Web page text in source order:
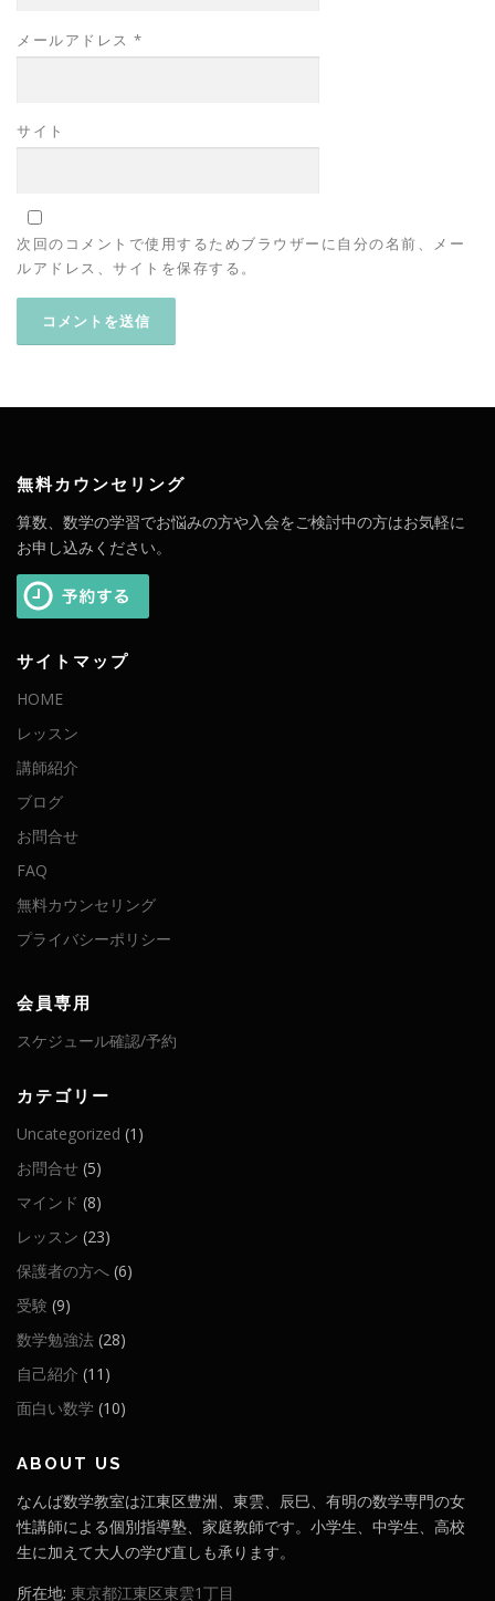
メールアドレス *
サイト
次回のコメントで使用するためブラウザーに自分の名前、メー
ルアドレス、サイトを保存する。
無料カウンセリング
算数、数学の学習でお悩みの方や入会をご検討中の方はお気軽に
お申し込みください。
サイトマップ
HOME
レッスン
講師紹介
ブログ
お問合せ
FAQ
無料カウンセリング
プライバシーポリシー
会員専用
スケジュール確認/予約
カテゴリー
Uncategorized (1)
お問合せ (5)
マインド (8)
レッスン (23)
保護者の方へ (6)
受験 (9)
数学勉強法 (28)
自己紹介 (11)
面白い数学 (10)
ABOUT US
なんば数学教室は江東区豊洲、東雲、辰巳、有明の数学専門の女
性講師による個別指導塾、家庭教師です。小学生、中学生、高校
生に加えて大人の学び直しも承ります。
所在地: 東京都江東区東雲1丁目